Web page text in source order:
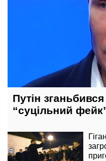
Путін
“суцільний